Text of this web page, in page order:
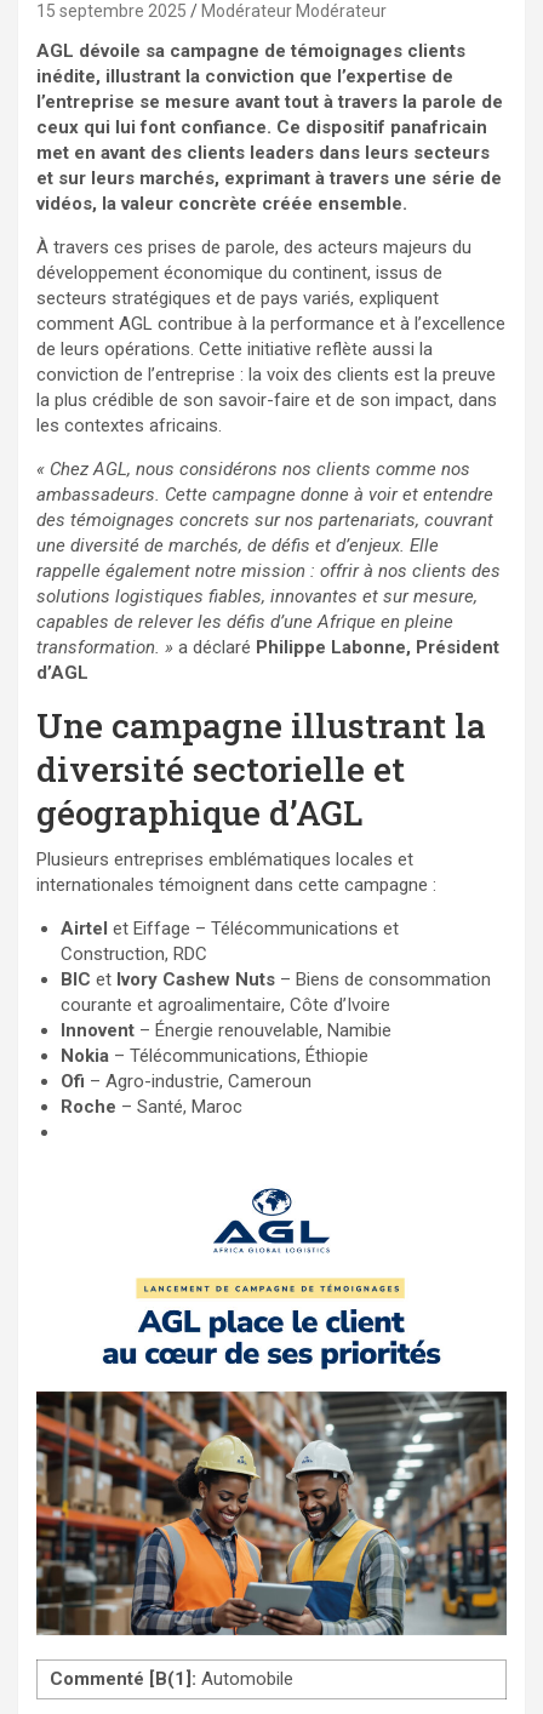
15 septembre 2025 Modérateur Modérateur
AGL dévoile sa campagne de témoignages clients
inédite, illustrant la conviction que l’expertise de
l’entreprise se mesure avant tout à travers la parole de
ceux qui lui font confiance. Ce dispositif panafricain
met en avant des clients leaders dans leurs secteurs
et sur leurs marchés, exprimant à travers une série de
vidéos, la valeur concrète créée ensemble.
À travers ces prises de parole, des acteurs majeurs du
développement économique du continent, issus de
secteurs stratégiques et de pays variés, expliquent
comment AGL contribue à la performance et à l’excellence
de leurs opérations. Cette initiative reflète aussi la
conviction de l’entreprise : la voix des clients est la preuve
la plus crédible de son savoir-faire et de son impact, dans
les contextes africains.
« Chez AGL, nous considérons nos clients comme nos
ambassadeurs. Cette campagne donne à voir et entendre
des témoignages concrets sur nos partenariats, couvrant
une diversité de marchés, de défis et d’enjeux. Elle
rappelle également notre mission : offrir à nos clients des
solutions logistiques fiables, innovantes et sur mesure,
capables de relever les défis d’une Afrique en pleine
transformation. » a déclaré Philippe Labonne, Président
d’AGL
Une campagne illustrant la
diversité sectorielle et
géographique d’AGL
Plusieurs entreprises emblématiques locales et
internationales témoignent dans cette campagne :
Airtel et Eiffage – Télécommunications et
Construction, RDC
BIC et Ivory Cashew Nuts – Biens de consommation
courante et agroalimentaire, Côte d’Ivoire
Innovent – Énergie renouvelable, Namibie
Nokia – Télécommunications, Éthiopie
Ofi – Agro-industrie, Cameroun
Roche – Santé, Maroc
Commenté [B(1]: Automobile